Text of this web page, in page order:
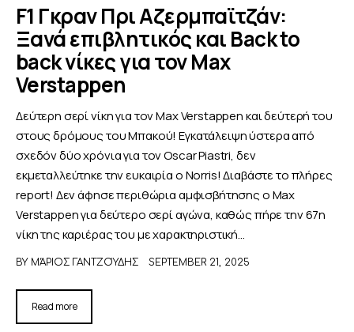
F1 Γκραν Πρι Αζερμπαϊτζάν:
Ξανά επιβλητικός και Back to
back νίκες για τον Max
Verstappen
Δεύτερη σερί νίκη για τον Max Verstappen και δεύτερή του
στους δρόμους του Μπακού! Εγκατάλειψη ύστερα από
σχεδόν δύο χρόνια για τον Oscar Piastri, δεν
εκμεταλλεύτηκε την ευκαιρία ο Norris! Διαβάστε το πλήρες
report! Δεν άφησε περιθώρια αμφισβήτησης ο Max
Verstappen για δεύτερο σερί αγώνα, καθώς πήρε την 67η
νίκη της καριέρας του με χαρακτηριστική…
BY ΜΆΡΙΟΣ ΓΑΝΤΖΟΎΔΗΣ SEPTEMBER 21, 2025
Read more